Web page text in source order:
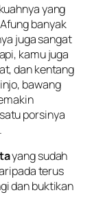
yang
banyak
juga sangat
kamu juga
dan kentang
bawang
porsinya
yang sudah
terus
dan buktikan